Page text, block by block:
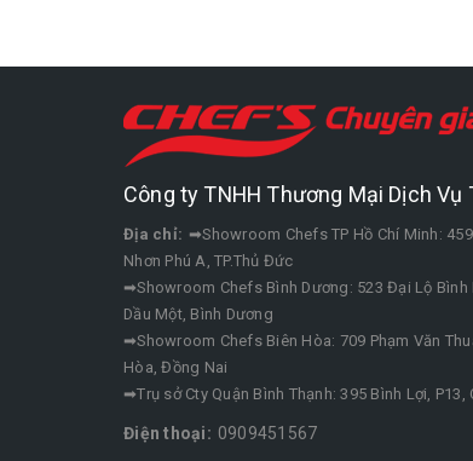
Công ty TNHH Thương Mại Dịch Vụ
Địa chỉ: ➡Showroom Chefs TP Hồ Chí Minh:
Nhơn Phú A, TP.Thủ Đức
➡Showroom Chefs Bình Dương: 523 Đại Lộ Bình
Dầu Một, Bình Dương
➡Showroom Chefs Biên Hòa: 709 Phạm Văn
Hòa, Đồng Nai
➡Trụ sở Cty Quận Bình Thạnh: 395 Bình Lợi, P13,
Điện thoại: 0909451567